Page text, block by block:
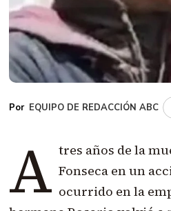
EQUIPO DE REDACCIÓN ABC
A tres años de la
Fonseca en un
ocurrido en la